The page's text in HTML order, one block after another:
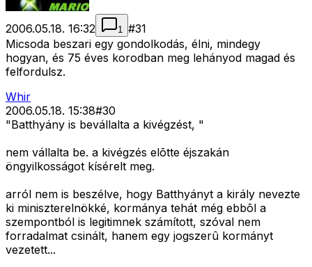
2006.05.18. 16:32 1 #31
Micsoda beszari egy gondolkodás, élni, mindegy
hogyan, és 75 éves korodban meg lehányod magad és
felfordulsz.
Whir
2006.05.18. 15:38#30
"Batthyány is bevállalta a kivégzést, "
nem vállalta be. a kivégzés elõtte éjszakán
öngyilkosságot kísérelt meg.
arról nem is beszélve, hogy Batthyányt a király nevezte
ki miniszterelnökké, kormánya tehát még ebbõl a
szempontból is legitimnek számított, szóval nem
forradalmat csinált, hanem egy jogszerû kormányt
vezetett...